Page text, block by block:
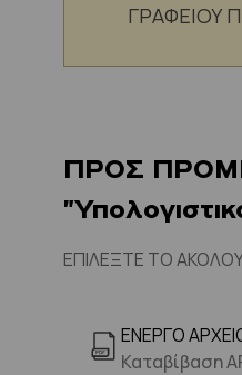
ΓΡΑΦΕΙΟΥ
ΠΡΟΣ
ΕΠΙΛΕΞΤΕ ΤΟ
ΕΝΕΡΓΟ
Καταβίβαση